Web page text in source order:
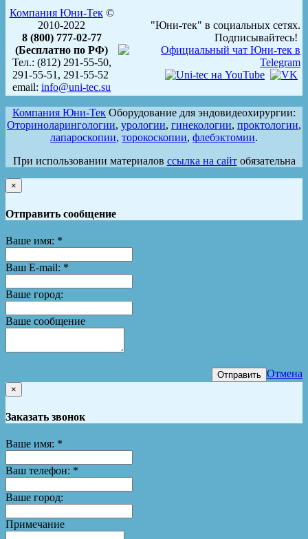
Компания Юни-Тек©
2010-2022
8 (800) 777-02-77
(Бесплатно по РФ)
Тел.: (812) 291-55-50,
291-55-51, 291-55-52
email: info@uni-tec.su
"Юни-тек" в социальных сетях.
Подписывайтесь!
Компания Юни-Тек Оборудование для эндовидеохирургии:
Оториноларингологии, урологии, гинекологии, проктологии,
лапароскопии, торокоскопии, флебэктомии.
При использовании материалов ссылка на сайтобязательна
×
Отправить сообщение
Ваше имя: *
Ваш E-mail: *
Ваше город:
Ваше сообщение
Отправить Отмена
×
Заказать звонок
Ваше имя: *
Ваш телефон: *
Ваше город:
Примечание